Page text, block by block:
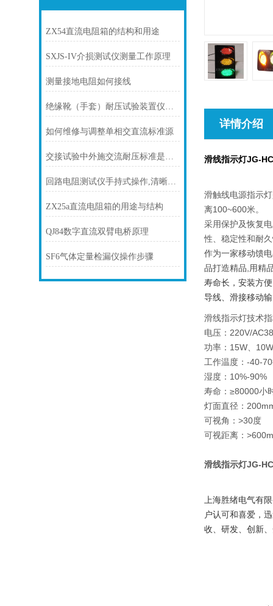
ZX54直流电阻箱的结构和用途
SXJS-IV介损测试仪测量工作原理
测量接地电阻如何接线
绝缘靴（手套）耐压试验装置仪器使用方法
如何维修与调整单相交直流标准源
交接试验中外施交流耐压标准是多少
回路电阻测试仪手持式操作,清晰易读
ZX25a直流电阻箱的用途与结构
QJ84数字直流双臂电桥原理
SF6气体定量检漏仪操作步骤
详情介绍
滑线指示灯JG-
滑触线电源指示
离100~600米。
采用保护及恢复
性、稳定性和耐
作为一家移动馈
品打造精品,用精
寿命长，安装方
导线、滑接移动
滑线指示灯技术
电压：220V/
功率：15W、
工作温度：-40-
湿度：10%-90%
寿命：≥80000小
灯面直径：
可视角：>30度
可视距离：>600m
滑线指示灯JG-
上海胜绪电气有
户认可和喜爱，
收、研发、创新